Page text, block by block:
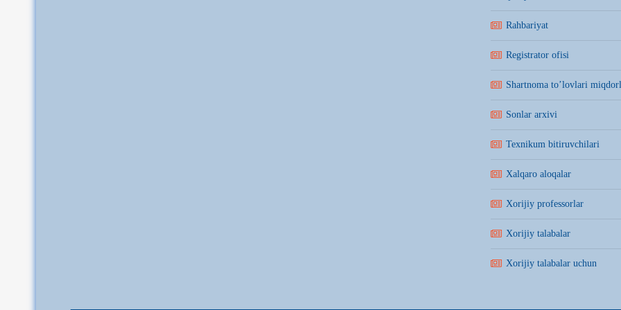
Rahbariyat
Registrator ofisi
Shartnoma to’lovlari
Sonlar arxivi
Texnikum bitiruvchilari
Xalqaro aloqalar
Xorijiy professorlar
Xorijiy talabalar
Xorijiy talabalar uchun